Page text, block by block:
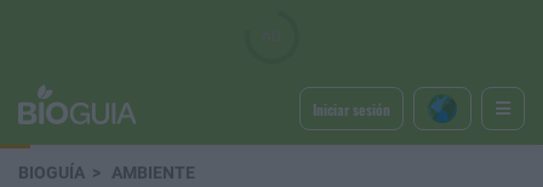
Iniciar sesión
BIOGUÍA AMBIENTE